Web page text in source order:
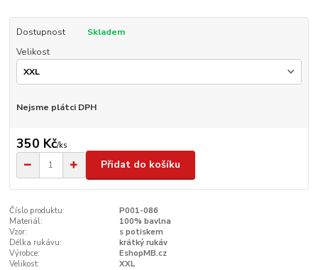
Dostupnost
Skladem
Velikost
Nejsme plátci DPH
350 Kč/ks
Přidat do košíku
Číslo produktu:
P001-086
Materiál:
100% bavlna
Vzor:
s potiskem
Délka rukávu:
krátký rukáv
Výrobce:
EshopMB.cz
Velikost:
XXL